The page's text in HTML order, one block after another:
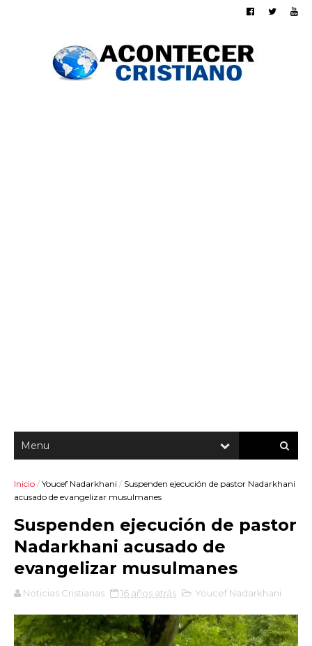
Inicio / Youcef Nadarkhani / Suspenden ejecución de pastor Nadarkhani
acusado de evangelizar musulmanes
Suspenden ejecución de pastor
Nadarkhani acusado de
evangelizar musulmanes
Noticias Cristianas 16 años atrás Youcef Nadarkhani